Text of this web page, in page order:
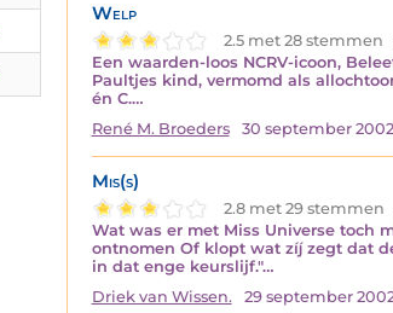
Welp
2.5 met 28 stemmen
Een waarden-loos NCRV-icoon,
Paultjes kind, vermomd als
én C.…
René M. Broeders
30 september 2002
Mis(s)
2.8 met 29 stemmen
Wat was er met Miss Universe toch
ontnomen Of klopt wat zíj zegt dat
in dat enge keurslijf."…
Driek van Wissen.
29 september